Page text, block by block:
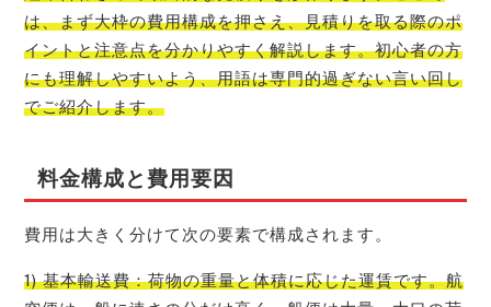
は、まず大枠の費用構成を押さえ、見積りを取る際のポ
イントと注意点を分かりやすく解説します。初心者の方
にも理解しやすいよう、用語は専門的過ぎない言い回し
でご紹介します。
料金構成と費用要因
費用は大きく分けて次の要素で構成されます。
1) 基本輸送費：荷物の重量と体積に応じた運賃です。航